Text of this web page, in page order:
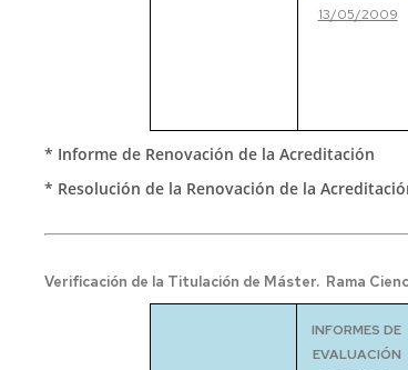
13/05/2009
* Informe de Renovación de la Acreditación
* Resolución de la Renovación de la
Verificación de la Titulación de Máster. Rama
INFORMES DE
EVALUACIÓN